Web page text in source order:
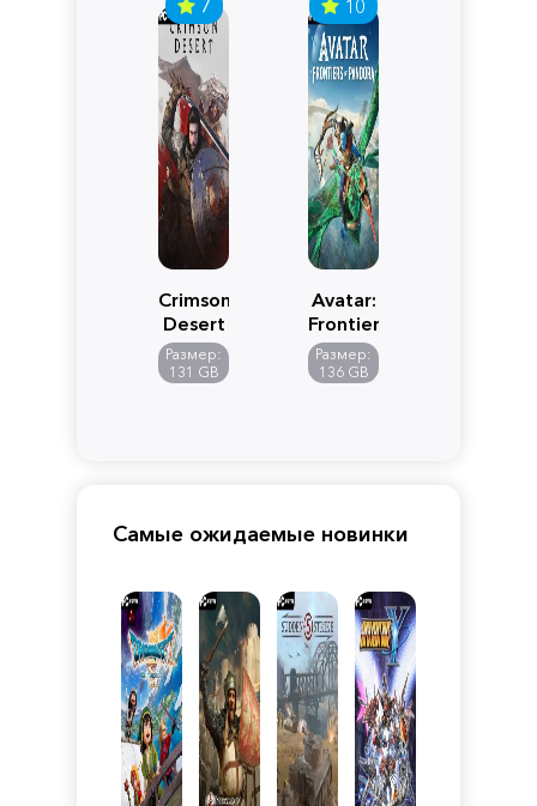
7
Crimson
Desert
Размер:
131 GB
10
Avatar:
Frontiers
of
Pandora
Размер:
136 GB
Самые ожидаемые новинки